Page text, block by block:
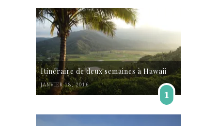
Itinéraire de deux semaines à Hawaii
JANVIER 18, 2016
1